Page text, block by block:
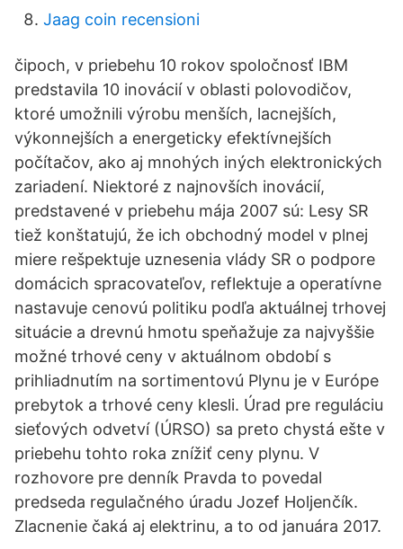
Jaag coin recensioni
čipoch, v priebehu 10 rokov spoločnosť IBM
predstavila 10 inovácií v oblasti polovodičov,
ktoré umožnili výrobu menších, lacnejších,
výkonnejších a energeticky efektívnejších
počítačov, ako aj mnohých iných elektronických
zariadení. Niektoré z najnovších inovácií,
predstavené v priebehu mája 2007 sú: Lesy SR
tiež konštatujú, že ich obchodný model v plnej
miere rešpektuje uznesenia vlády SR o podpore
domácich spracovateľov, reflektuje a operatívne
nastavuje cenovú politiku podľa aktuálnej trhovej
situácie a drevnú hmotu speňažuje za najvyššie
možné trhové ceny v aktuálnom období s
prihliadnutím na sortimentovú Plynu je v Európe
prebytok a trhové ceny klesli. Úrad pre reguláciu
sieťových odvetví (ÚRSO) sa preto chystá ešte v
priebehu tohto roka znížiť ceny plynu. V
rozhovore pre denník Pravda to povedal
predseda regulačného úradu Jozef Holjenčík.
Zlacnenie čaká aj elektrinu, a to od januára 2017.